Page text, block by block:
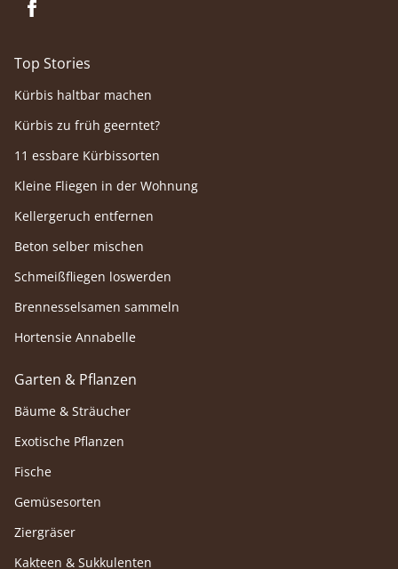
Top Stories
Kürbis haltbar machen
Kürbis zu früh geerntet?
11 essbare Kürbissorten
Kleine Fliegen in der Wohnung
Kellergeruch entfernen
Beton selber mischen
Schmeißfliegen loswerden
Brennesselsamen sammeln
Hortensie Annabelle
Garten & Pflanzen
Bäume & Sträucher
Exotische Pflanzen
Fische
Gemüsesorten
Ziergräser
Kakteen & Sukkulenten